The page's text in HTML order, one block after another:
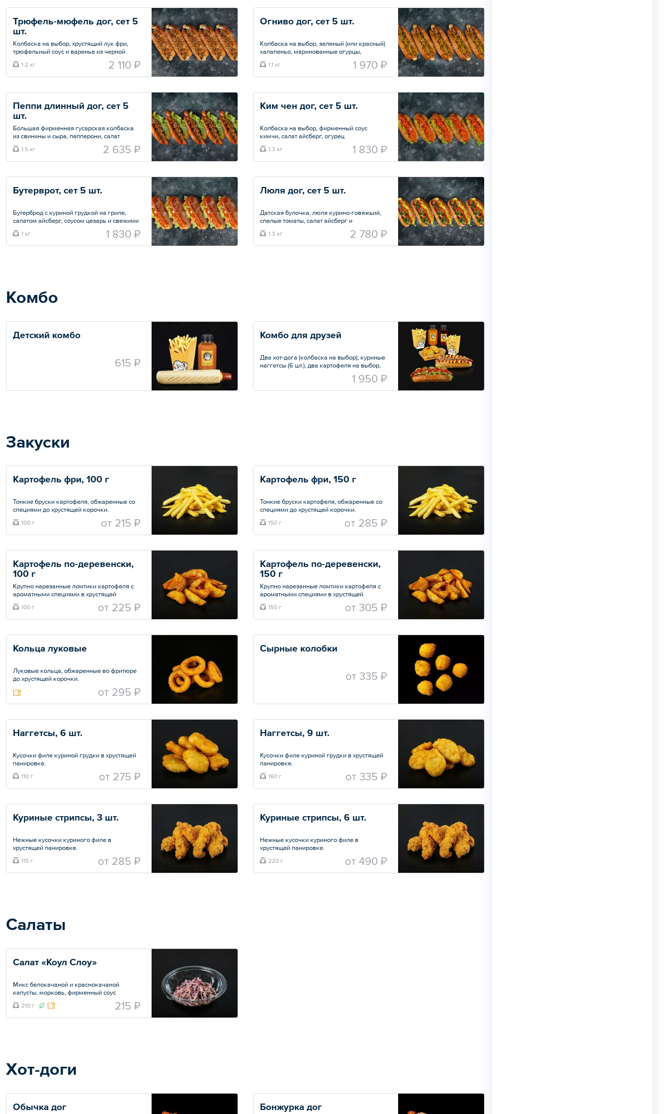
Трюфель-мюфель дог, сет 5
шт.
Колбаска на выбор, хрустящий лук фри,
трюфельный соус и варенье из черной
смородины.
Общий вес – 1.2 кг
1.2 кг 2 110 ₽
Огниво дог, сет 5 шт.
Колбаска на выбор, зеленый (или красный)
халапеньо, маринованные огурцы,
пикантная горчица, острый соус кимчи и
хрустящий лук фри.
1.1 кг 1 970 ₽
Пеппи длинный дог, сет 5
шт.
Большая фирменная гусарская колбаска
из свинины и сыра, пепперони, салат
Айсберг, маринованные огурцы, соус
барбекю и хрустящий лук фри.
1.5 кг 2 635 ₽
Ким чен дог, сет 5 шт.
Колбаска на выбор, фирменный соус
кимчи, салат айсберг, огурец
маринованный и корейская морковка.
Общий вес – 1.3 кг
1.3 кг 1 830 ₽
Бутерврот, сет 5 шт.
Бутерброд с куриной грудкой на гриле,
салатом айсберг, соусом цезарь и свежими
помидорами
1 кг 1 830 ₽
Люля дог, сет 5 шт.
Датская булочка, люля курино-говяжьий,
спелые томаты, салат айсберг и
маринованные огурцы под грузинским
соусом.
1.3 кг 2 780 ₽
Комбо
Детский комбо
615 ₽
Комбо для друзей
Два хот-дога (колбаска на выбор), куриные
наггетсы (6 шт.), два картофеля на выбор,
1 950 ₽
Закуски
Картофель фри, 100 г
Тонкие бруски картофеля, обжаренные со
специями до хрустящей корочки.
Общий вес – 100 г
100 г oт 215 ₽
Картофель фри, 150 г
Тонкие бруски картофеля, обжаренные со
специями до хрустящей корочки.
Общий вес – 150 г
150 г oт 285 ₽
Картофель по-деревенски,
100 г
Крупно нарезанные ломтики картофеля с
ароматными специями в хрустящей
корочке.
Общий вес – 100 г
100 г oт 225 ₽
Картофель по-деревенски,
150 г
Крупно нарезанные ломтики картофеля с
ароматными специями в хрустящей
корочке.
Общий вес – 150 г
150 г oт 305 ₽
Кольца луковые
Луковые кольца, обжаренные во фритюре
до хрустящей корочки.
oт 295 ₽
Сырные колобки
oт 335 ₽
Наггетсы, 6 шт.
Кусочки филе куриной грудки в хрустящей
панировке.
Общий вес – 110 г
110 г oт 275 ₽
Наггетсы, 9 шт.
Кусочки филе куриной грудки в хрустящей
панировке.
Общий вес – 160 г
160 г oт 335 ₽
Куриные стрипсы, 3 шт.
Нежные кусочки куриного филе в
хрустящей панировке.
Общий вес – 115 г
115 г oт 285 ₽
Куриные стрипсы, 6 шт.
Нежные кусочки куриного филе в
хрустящей панировке.
Общий вес – 220 г
220 г oт 490 ₽
Салаты
Салат «Коул Слоу»
Микс белокачаной и краснокачаной
капусты, морковь, фирменный соус
Общий вес – 210 г
210 г 215 ₽
Хот-доги
Обычка дог Бонжурка дог